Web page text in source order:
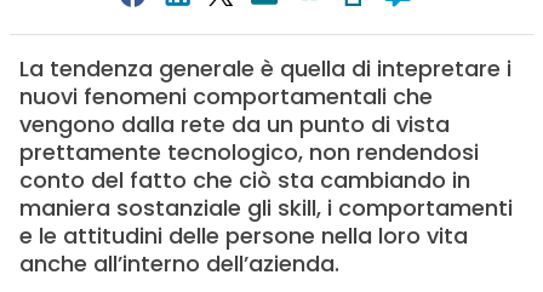
La tendenza generale è quella di intepretare i
nuovi fenomeni comportamentali che
vengono dalla rete da un punto di vista
prettamente tecnologico, non rendendosi
conto del fatto che ciò sta cambiando in
maniera sostanziale gli skill, i comportamenti
e le attitudini delle persone nella loro vita
anche all’interno dell’azienda.